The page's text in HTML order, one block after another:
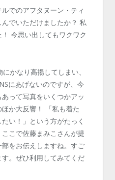
でのアフタヌーン・ティ
でいただけましたか？ 私
今思い出してもワクワク
かなり高揚してしまい、
にあげないのですが、今
って写真をいくつかアッ
か大反響！ 「私も着た
い！」という方がたっく
こで佐藤まみこさんが提
をお伝えしますね。すご
。ぜひ利用してみてくだ